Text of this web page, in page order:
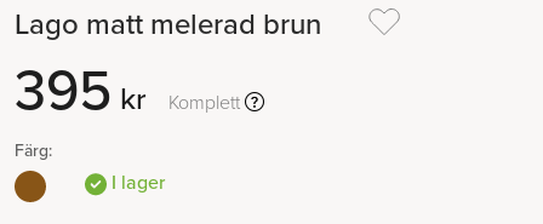
Lago matt melerad brun
395 kr Komplett
Färg:
I lager